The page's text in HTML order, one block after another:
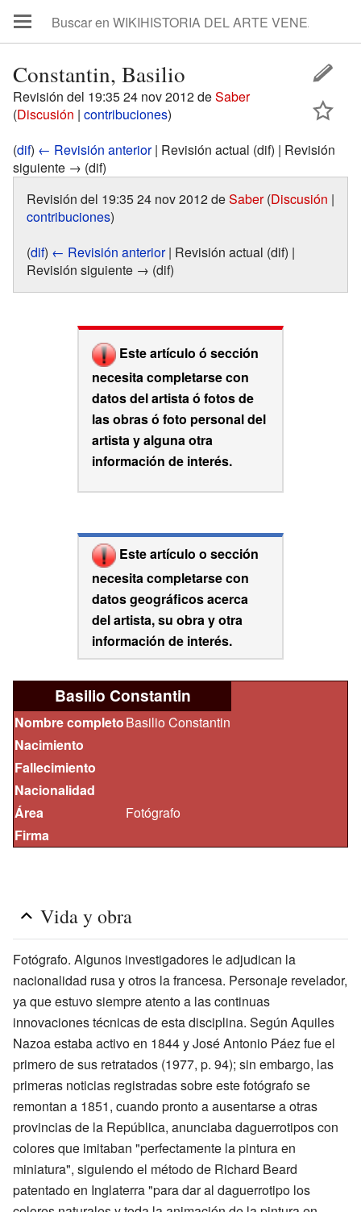
Constantin, Basilio
Revisión del 19:35 24 nov 2012 deSaber
(Discusión | contribuciones)
(dif) ← Revisión anterior| Revisión actual (dif) | Revisión
siguiente → (dif)
Revisión del 19:35 24 nov 2012 deSaber (Discusión |
contribuciones)
(dif) ← Revisión anterior| Revisión actual (dif) |
Revisión siguiente → (dif)
Este artículo ó sección
necesita completarse con
datos del artista ó fotos de
las obras ó foto personal del
artista y alguna otra
información de interés.
Este artículo o sección
necesita completarse con
datos geográficos acerca
del artista, su obra y otra
información de interés.
Basilio Constantin
Nombre completoBasilio Constantin
Nacimiento
Fallecimiento
Nacionalidad
Área
Fotógrafo
Firma
Vida y obra
Fotógrafo. Algunos investigadores le adjudican la
nacionalidad rusa y otros la francesa. Personaje revelador,
ya que estuvo siempre atento a las continuas
innovaciones técnicas de esta disciplina. Según Aquiles
Nazoa estaba activo en 1844 y José Antonio Páez fue el
primero de sus retratados (1977, p. 94); sin embargo, las
primeras noticias registradas sobre este fotógrafo se
remontan a 1851, cuando pronto a ausentarse a otras
provincias de la República, anunciaba daguerrotipos con
colores que imitaban "perfectamente la pintura en
miniatura", siguiendo el método de Richard Beard
patentado en Inglaterra "para dar al daguerrotipo los